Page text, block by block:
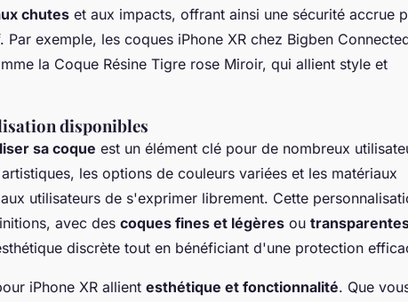
chutes et aux impacts, offrant ainsi une sécurité accrue
exemple, les coques iPhone XR chez Bigben
la Coque Résine Tigre rose Miroir, qui allient style et
disponibles
sa coque est un élément clé pour de nombreux
les options de couleurs variées et les matériaux
utilisateurs de s'exprimer librement. Cette
avec des coques fines et légères ou
discrète tout en bénéficiant d'une protection
iPhone XR allient esthétique et fonctionnalité. Que